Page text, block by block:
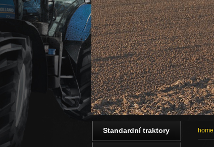
home
Standardní traktory